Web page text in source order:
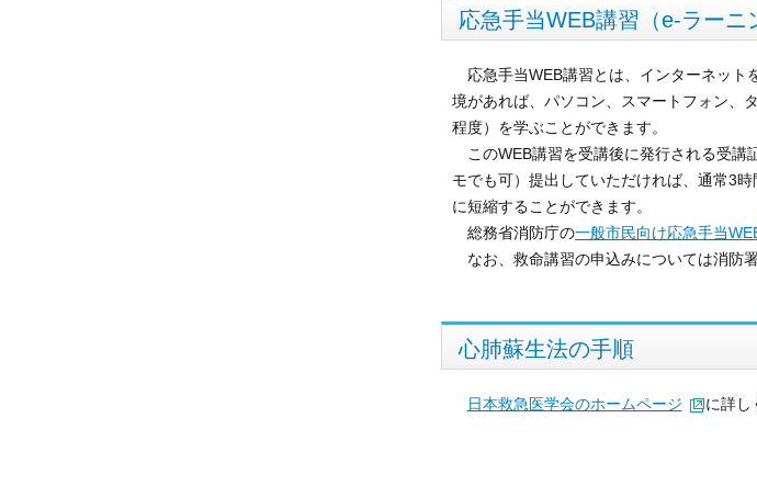
応急手当WEB講習（e-ラーニ
応急手当WEB講習とは、インターネッ
境があれば、パソコン、スマートフォン、
程度）を学ぶことができます。
このWEB講習を受講後に発行される受講
モでも可）提出していただければ、通常3
に短縮することができます。
総務省消防庁の一般市民向け応急手当
なお、救命講習の申込みについては消防
心肺蘇生法の手順
日本救急医学会のホームページ に詳し